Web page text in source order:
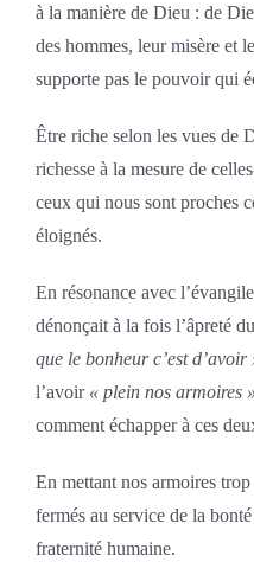
à la manière de Dieu : de
des hommes, leur misère et
supporte pas le pouvoir qui
Être riche selon les vues de
richesse à la mesure de
ceux qui nous sont proches
éloignés.
En résonance avec
dénonçait à la fois l’âpreté
que le bonheur c’est d’avoir
l’avoir « plein nos armoires »
comment échapper à ces
En mettant nos armoires
fermés au service de la
fraternité humaine.